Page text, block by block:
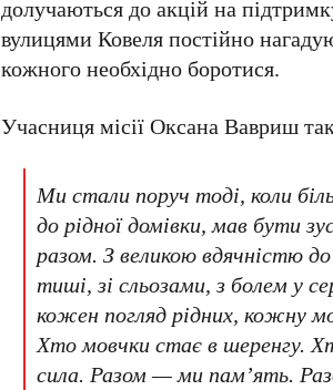
долучаються до акцій на
вулицями Ковеля постійно
кожного необхідно боротися.
Учасниця місії Оксана Вавриш
Ми стали поруч тоді, коли
до рідної домівки, мав бути
разом. З великою вдячністю
тиші, зі сльозами, з болем у
кожен погляд рідних, кожну
Хто мовчки стає в шеренгу.
сила. Разом — ми пам’ять.